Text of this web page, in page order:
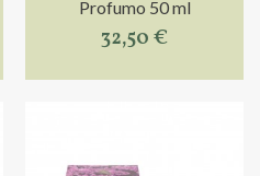
Profumo 50 ml
32,50 €